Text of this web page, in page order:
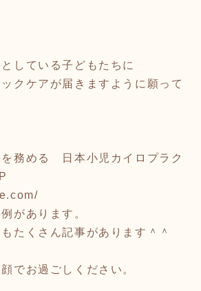
している子どもたちに
クケアが届きますように願って
務める 日本小児カイロプラク
があります。
たくさん記事があります＾＾
でお過ごしください。